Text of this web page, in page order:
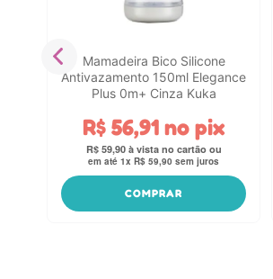
Mamadeira Bico Silicone
Antivazamento 150ml Elegance
Plus 0m+ Cinza Kuka
R$ 56,91 no pix
R$ 59,90
em até1xR$ 59,90 sem juros
COMPRAR